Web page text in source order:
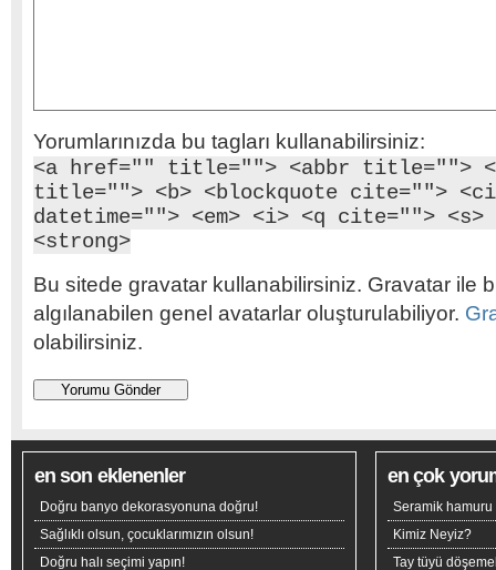
Yorumlarınızda bu tagları kullanabilirsiniz:
<a href="" title=""> <abbr title="">
title=""> <b> <blockquote cite="">
datetime=""> <em> <i> <q cite="">
<strong>
Bu sitede gravatar kullanabilirsiniz. Gravatar ile
algılanabilen genel avatarlar oluşturulabiliyor.
olabilirsiniz.
en son eklenenler
Doğru banyo dekorasyonuna doğru!
Sağlıklı olsun, çocuklarımızın olsun!
Doğru halı seçimi yapın!
en çok
Seramik hamuru
Kimiz Neyiz?
Tay tüyü